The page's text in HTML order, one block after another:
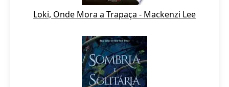
Loki, Onde Mora a Trapaça - Mackenzi Lee